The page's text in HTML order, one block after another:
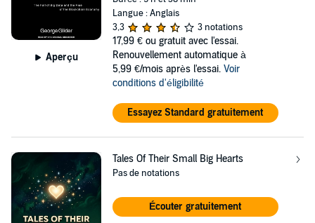
Aperçu
Langue : Anglais
3,3
3 notations
17,99 € ou gratuit avec l'essai.
Renouvellement automatique à
5,99 €/mois après l'essai. Voir
conditions d'éligibilité
Essayez Standard gratuitement
Tales Of Their Small Big Hearts
Pas de notations
Écouter gratuitement